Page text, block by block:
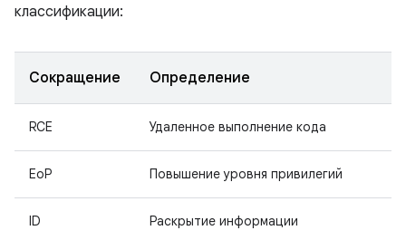
классификации:
Сокращение Определение
RCE Удаленное выполнение кода
EoP Повышение уровня привилегий
ID Раскрытие информации